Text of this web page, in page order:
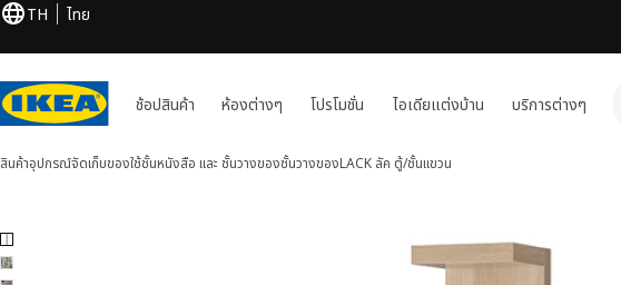
TH ไทย
ช้อปสินค้า ห้องต่างๆ โปรโมชั่น ไอเดียแต่งบ้าน บริการต่างๆ
สินค้าอุปกรณ์จัดเก็บของใช้ชั้นหนังสือ และ ชั้นวางของชั้นวางของLACK ลัค ตู้/ชั้นแขวน
LACK ลัค 6 รูป
ข้ามภาพ